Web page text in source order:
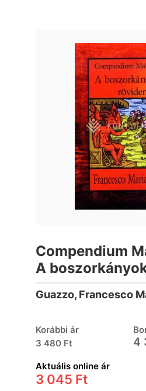
Compendium
A
Guazzo, Francesco
Korábbi ár
3 480 Ft
4
Aktuális online ár
3 045 Ft